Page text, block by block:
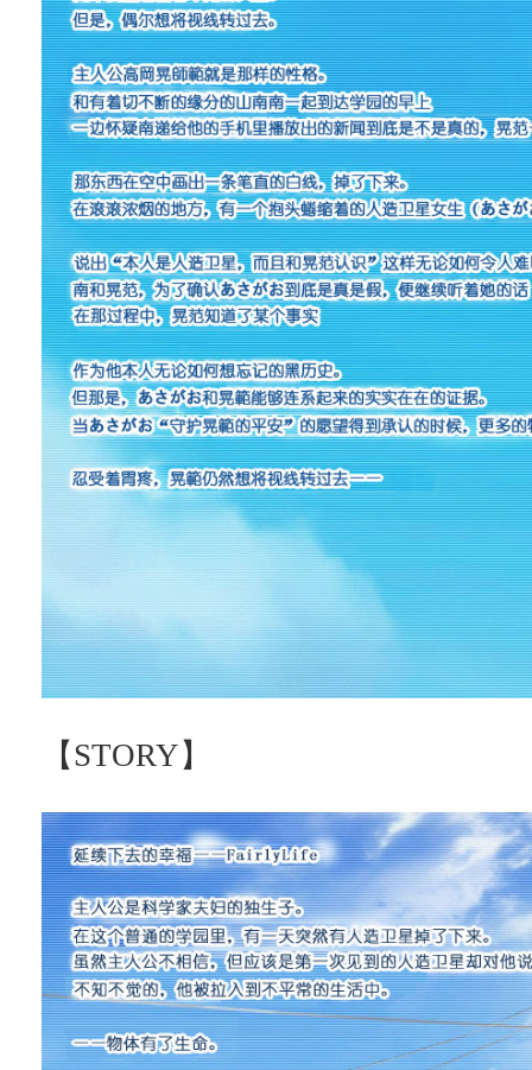
【STORY】